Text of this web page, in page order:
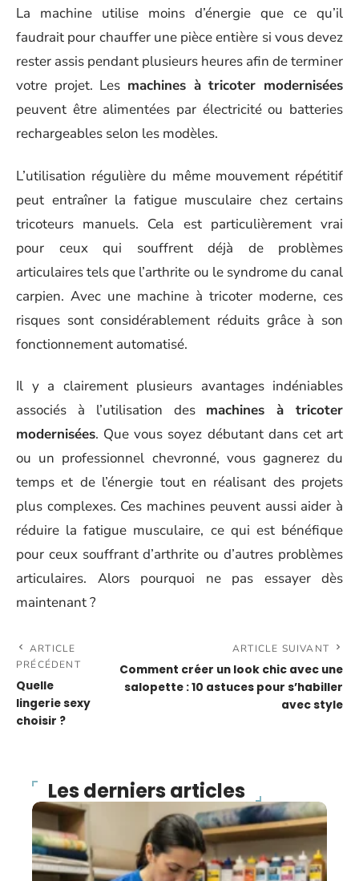
La machine utilise moins d’énergie que ce qu’il
faudrait pour chauffer une pièce entière si vous devez
rester assis pendant plusieurs heures afin de terminer
votre projet. Les machines à tricoter modernisées
peuvent être alimentées par électricité ou batteries
rechargeables selon les modèles.
L’utilisation régulière du même mouvement répétitif
peut entraîner la fatigue musculaire chez certains
tricoteurs manuels. Cela est particulièrement vrai
pour ceux qui souffrent déjà de problèmes
articulaires tels que l’arthrite ou le syndrome du canal
carpien. Avec une machine à tricoter moderne, ces
risques sont considérablement réduits grâce à son
fonctionnement automatisé.
Il y a clairement plusieurs avantages indéniables
associés à l’utilisation des machines à tricoter
modernisées. Que vous soyez débutant dans cet art
ou un professionnel chevronné, vous gagnerez du
temps et de l’énergie tout en réalisant des projets
plus complexes. Ces machines peuvent aussi aider à
réduire la fatigue musculaire, ce qui est bénéfique
pour ceux souffrant d’arthrite ou d’autres problèmes
articulaires. Alors pourquoi ne pas essayer dès
maintenant ?
ARTICLE
PRÉCÉDENT
Quelle
lingerie sexy
choisir ?
ARTICLE SUIVANT
Comment créer un look chic avec une
salopette : 10 astuces pour s’habiller
avec style
Les derniers articles